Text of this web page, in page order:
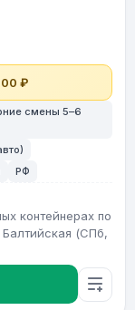
₽
смены 5–6
РФ
контейнерах по
(СПб,